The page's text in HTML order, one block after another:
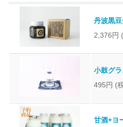
丹波黒
2,376円
小鼓グラ
495円 (
甘酒+ヨ